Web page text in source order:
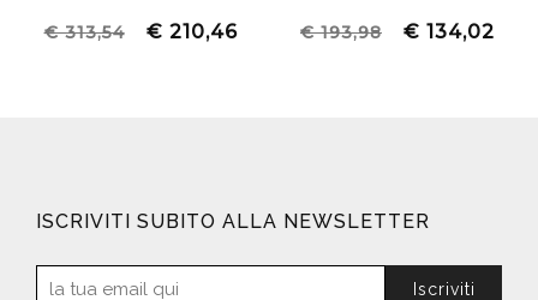
€ 313,54 € 210,46 € 193,98 € 134,02
ISCRIVITI SUBITO ALLA NEWSLETTER
Iscriviti